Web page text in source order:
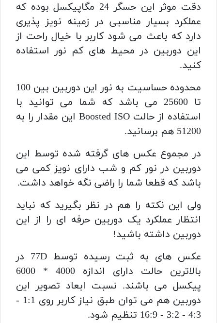
دقت موثر این حسگر 24 مگاپیکسل بوده که
عملکرد بسیار مناسبی در زمینه نویز پذیری
دارد که باعث می شود کاربر با خیال راحت از
این دوربین در محیط های کم نور استفاده
کنید.
محدوده حساسیت به نور این دوربین بین 100
تا 25600 می باشد که شما می توانید با
استفاده از حالت Boosted ISO این مقدار را به
51200 هم برسانید.
در مجموع عکس های گرفته شده توسط این
دوربین در نور کم و شب دارای نویز کمی می
باشد که قطعا شما را راضی نگه خواهد داشت.
ولی این نکته را هم در نظر بگیرید که نباید
انتظار عملکرد یک دوربین حرفه ای را از این
دوربین داشته باشید!
عکس های به ثبت رسیده توسط 77D در
بالاترین حالت دارای اندازه 4000 * 6000
پیکسل می باشند. نسبت ابعاد تصویر این
دوربین هم می توان طبق نیاز کاربر روی 1:1 -
4:3 - 3:2 - 16:9 تنظیم شود.